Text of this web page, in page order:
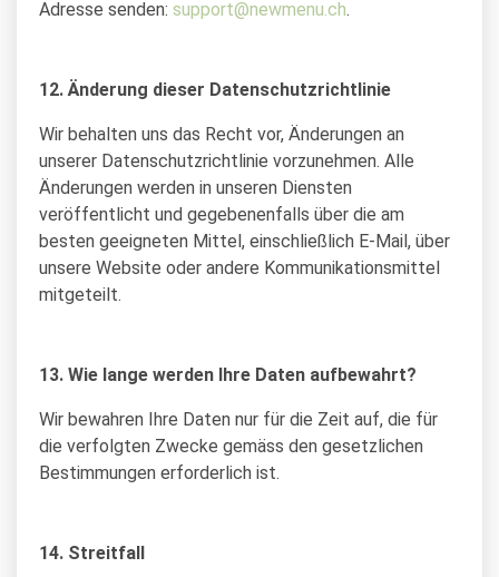
Adresse senden: support@newmenu.ch.
12. Änderung dieser Datenschutzrichtlinie
Wir behalten uns das Recht vor, Änderungen an
unserer Datenschutzrichtlinie vorzunehmen. Alle
Änderungen werden in unseren Diensten
veröffentlicht und gegebenenfalls über die am
besten geeigneten Mittel, einschließlich E-Mail, über
unsere Website oder andere Kommunikationsmittel
mitgeteilt.
13. Wie lange werden Ihre Daten aufbewahrt?
Wir bewahren Ihre Daten nur für die Zeit auf, die für
die verfolgten Zwecke gemäss den gesetzlichen
Bestimmungen erforderlich ist.
14. Streitfall